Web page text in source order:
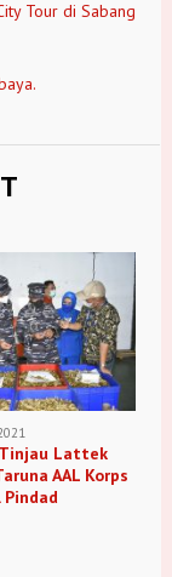
Tour di Sabang
Tinjau Lattek
AAL Korps
Pindad